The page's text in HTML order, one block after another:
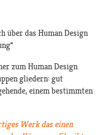
über das Human Design
zum Human Design
gliedern: gut
einem bestimmten
Werk das einen